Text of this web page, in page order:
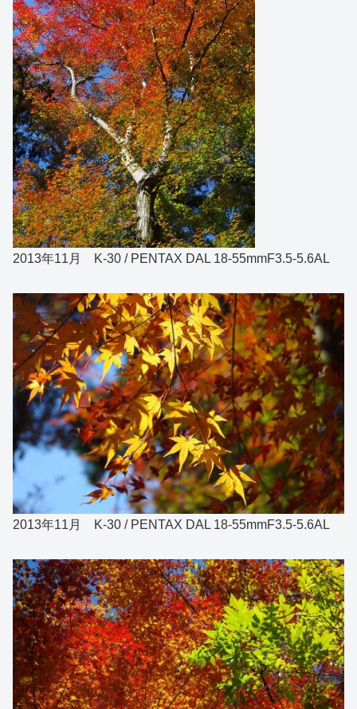
2013年11月 K-30 / PENTAX DAL 18-55mmF3.5-5.6AL
2013年11月 K-30 / PENTAX DAL 18-55mmF3.5-5.6AL